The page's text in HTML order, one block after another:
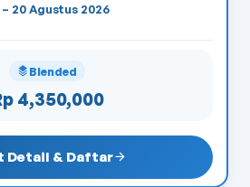
20 Agustus 2026
Blended
4,350,000
Detail & Daftar